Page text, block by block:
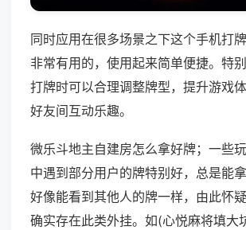
同时应用在很多场景之下这个手机打
非常有用的，使用起来简单便捷。特
打牌时可以合理调整牌型，提升游戏
好友间互动乐趣。
微乐斗地主自建房怎么拿好牌；一些
中遇到部分用户的牌特别好，总是能
好像能看到其他人的牌一样，由此怀
确实存在此类外挂。如(心悦麻将填大